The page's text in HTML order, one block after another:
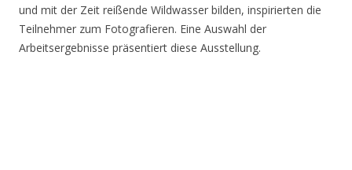
und mit der Zeit reißende Wildwasser bilden, inspirierten die
Teilnehmer zum Fotografieren. Eine Auswahl der
Arbeitsergebnisse präsentiert diese Ausstellung.